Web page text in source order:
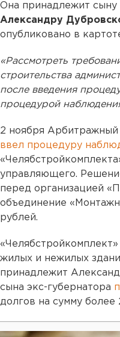
Она принадлежит сыну
Александру
опубликовано в
«Рассмотреть
строительства
после введения
процедурой
2 ноября Арбитражный
ввел процедуру
управляющего.
перед организацией
объединение
рублей.
жилых и нежилых
принадлежит
сына экс-губернатора
долгов на сумму более